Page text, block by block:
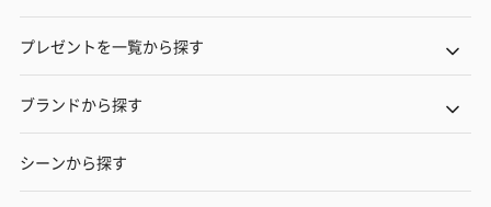
プレゼントを一覧から探す
ブランドから探す
シーンから探す